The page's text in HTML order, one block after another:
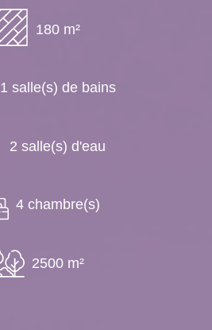
180 m²
1 salle(s) de bains
2 salle(s) d'eau
4 chambre(s)
2500 m²